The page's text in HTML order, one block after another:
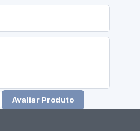
Avaliar Produto